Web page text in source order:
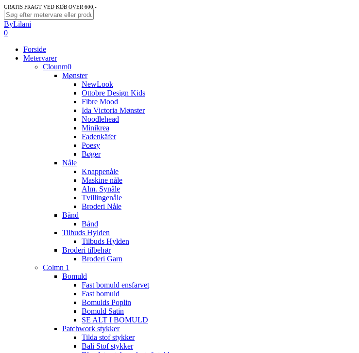
Skip
to
main
content
GRATIS FRAGT VED KØB OVER 600,-
Close
Search
ByLilani
search
account
0
Forside
Metervarer
Clounm0
Mønster
NewLook
Ottobre Design Kids
Fibre Mood
Ida Victoria Mønster
Noodlehead
Minikrea
Fadenkäfer
Poesy
Bøger
Nåle
Knappenåle
Maskine nåle
Alm. Synåle
Tvillingenåle
Broderi Nåle
Bånd
Bånd
Tilbuds Hylden
Tilbuds Hylden
Broderi tilbehør
Broderi Garn
Colmn 1
Bomuld
Fast bomuld ensfarvet
Fast bomuld
Bomulds Poplin
Bomuld Satin
SE ALT I BOMULD
Patchwork stykker
Tilda stof stykker
Bali Stof stykker